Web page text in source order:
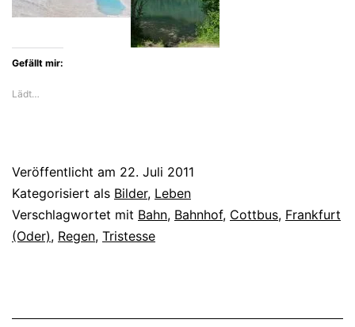
Gefällt mir:
Lädt…
Veröffentlicht am 22. Juli 2011
Kategorisiert als Bilder, Leben
Verschlagwortet mit Bahn, Bahnhof, Cottbus, Frankfurt
(Oder), Regen, Tristesse